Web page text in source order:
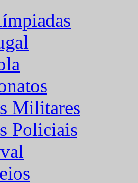
Militares
Policiais